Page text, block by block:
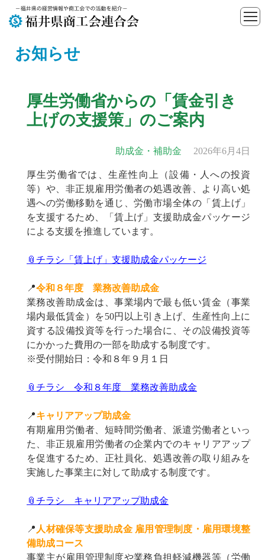
お知らせ
厚生労働省からの「賃金引き
上げの支援策」のご案内
助成金・補助金 2026年6月4日
厚生労働省では、生産性向上（設備・人への投資
等）や、非正規雇用労働者の処遇改善、より高い処
遇への労働移動を通じ、労働市場全体の「賃上げ」
を支援するため、「賃上げ」支援助成金パッケージ
による支援を推進しています。
📎チラシ「賃上げ」支援助成金パッケージ
📍令和８年度 業務改善助成金
業務改善助成金は、事業場内で最も低い賃金（事業
場内最低賃金）を50円以上引き上げ、生産性向上に
資する設備投資等を行った場合に、その設備投資等
にかかった費用の一部を助成する制度です。
※受付開始日：令和８年９月１日
📎チラシ 令和８年度 業務改善助成金
📍キャリアアップ助成金
有期雇用労働者、短時間労働者、派遣労働者といっ
た、非正規雇用労働者の企業内でのキャリアアップ
を促進するため、正社員化、処遇改善の取り組みを
実施した事業主に対して助成する制度です。
📎チラシ キャリアアップ助成金
📍 人材確保等支援助成金 雇用管理制度・雇用環境整
備助成コース
事業主が雇用管理制度や業務負担軽減機器等（労働